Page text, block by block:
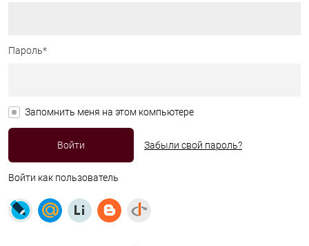
Пароль*
Запомнить меня на этом компьютере
Забыли свой пароль?
Войти как пользователь